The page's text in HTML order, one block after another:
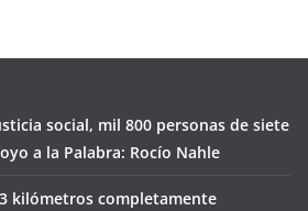
social, mil 800 personas de siete
a la Palabra: Rocío Nahle
kilómetros completamente